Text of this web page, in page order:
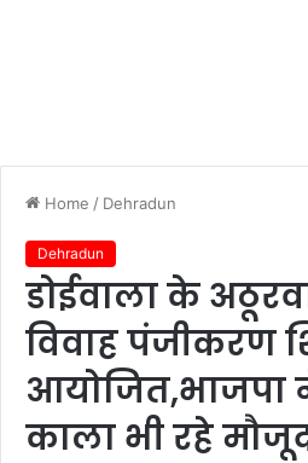
Home / Dehradun
Dehradun
डोईवाला के
विवाह पंजीकरण
आयोजित,भाजपा
काला भी रहे